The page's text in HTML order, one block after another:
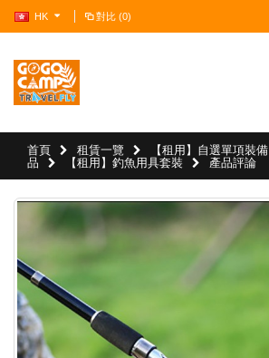
HK 對比 (0)
首頁 租賃一覽 【租用】自選單項裝備
品
【租用】釣魚用具套裝 產品評論